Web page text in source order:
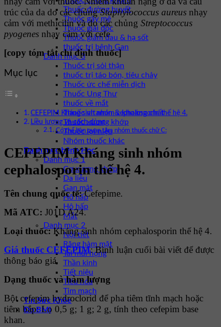
Thuốc đường huyết
Thuốc gây mê
Thuốc giải độc
Thuốc giảm đau & hạ sốt
thuốc trị bệnh Gan
Danh mục 3
Thuốc trị sỏi thận
thuốc trị táo bón, tiêu chảy
Thuốc ức chế miễn dịch
Thuốc Ung Thư
thuốc về mắt
Thuốc vitamin & khoáng chất
Thuốc xương khớp
Thuốc lợi niệu
Nhóm thuốc khác
Danh mục bệnh Học
Danh mục 1
Cơ xương khớp
Da liễu
Gan mật
Hô hấp
Hô hấp
Mắt
Danh mục 2
Nội tiết
Răng hàm mặt
Tai mũi họng
Thần kinh
Tiết niệu
Tiêu hóa
Tim mạch
Tin Sức Khỏe
Đo BMI
trúc của da do các chủngStaphylococcus aureus nhạy
cảm với methicilin và do các chủng Streptococcus
pyogenes nhạy cảm với cefe
[copy tóm tắt chỉ định thuốc]
Mục lục
CEFEPIM Kháng sinh nhóm cephalosporin thế hệ 4.
Liều lượng và cách dùng
Có thể bạn quan tâm nhóm thuốc chữ C:
CEFEPIM Kháng sinh nhóm
cephalosporin thế hệ 4.
Tên chung quốc tế:Cefepime.
Mã ATC: J01D A24.
Loại thuốc:Kháng sinh nhóm cephalosporin thế hệ 4.
Giá thuốc CEFEPIM: Bình luận cuối bài viết để được
thông báo giá
Dạng thuốc và hàm lượng
Bột cefepim hydroclorid để pha tiêm tĩnh mạch hoặc
tiêm bắp: Lọ 0,5 g; 1 g; 2 g, tính theo cefepim base
khan.